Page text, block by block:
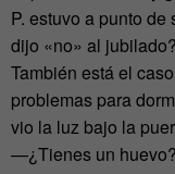
P. estuvo a punto
dijo «no» al jubilado?
También está el
problemas para
vio la luz bajo la
—¿Tienes un